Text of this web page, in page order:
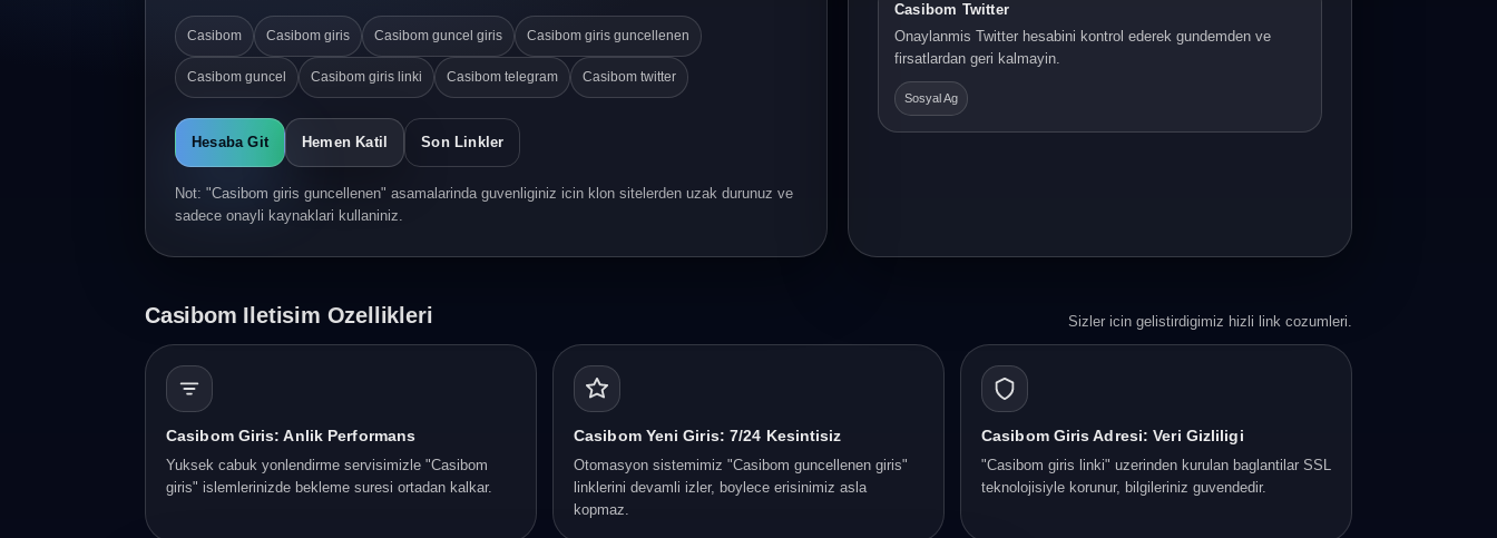
Casibom Casibom giris Casibom guncel giris Casibom giris guncellenen
Casibom guncel Casibom giris linki Casibom telegram Casibom twitter
Hesaba Git Hemen Katil Son Linkler
Not: "Casibom giris guncellenen" asamalarinda guvenliginiz icin klon sitelerden uzak durunuz ve
sadece onayli kaynaklari kullaniniz.
Casibom Twitter
Onaylanmis Twitter hesabini kontrol ederek gundemden ve
firsatlardan geri kalmayin.
Sosyal Ag
Casibom Iletisim Ozellikleri Sizler icin gelistirdigimiz hizli link cozumleri.
Casibom Giris: Anlik Performans
Yuksek cabuk yonlendirme servisimizle "Casibom
giris" islemlerinizde bekleme suresi ortadan kalkar.
Casibom Yeni Giris: 7/24 Kesintisiz
Otomasyon sistemimiz "Casibom guncellenen giris"
linklerini devamli izler, boylece erisinimiz asla
kopmaz.
Casibom Giris Adresi: Veri Gizliligi
"Casibom giris linki" uzerinden kurulan baglantilar SSL
teknolojisiyle korunur, bilgileriniz guvendedir.